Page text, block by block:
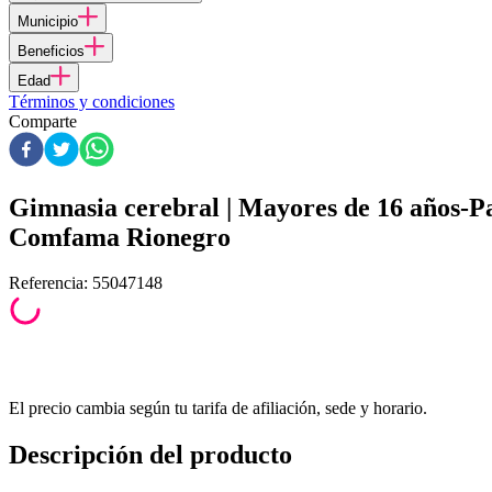
Municipio
Beneficios
Edad
Términos y condiciones
Comparte
Gimnasia cerebral | Mayores de 16 años-
Comfama Rionegro
Referencia: 55047148
El precio cambia según tu tarifa de afiliación, sede y horario.
Descripción del producto